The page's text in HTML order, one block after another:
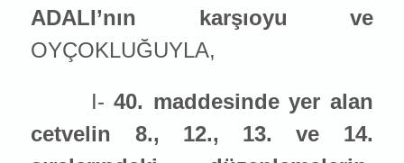
ADALI’nın karşıoyu ve
OYÇOKLUĞUYLA,
I- 40. maddesinde yer alan
cetvelin 8., 12., 13. ve 14.